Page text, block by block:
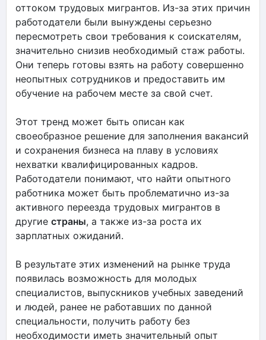
оттоком трудовых мигрантов. Из-за этих причин
работодатели были вынуждены серьезно
пересмотреть свои требования к соискателям,
значительно снизив необходимый стаж работы.
Они теперь готовы взять на работу совершенно
неопытных сотрудников и предоставить им
обучение на рабочем месте за свой счет.
Этот тренд может быть описан как
своеобразное решение для заполнения вакансий
и сохранения бизнеса на плаву в условиях
нехватки квалифицированных кадров.
Работодатели понимают, что найти опытного
работника может быть проблематично из-за
активного переезда трудовых мигрантов в
другие страны, а также из-за роста их
зарплатных ожиданий.
В результате этих изменений на рынке труда
появилась возможность для молодых
специалистов, выпускников учебных заведений
и людей, ранее не работавших по данной
специальности, получить работу без
необходимости иметь значительный опыт